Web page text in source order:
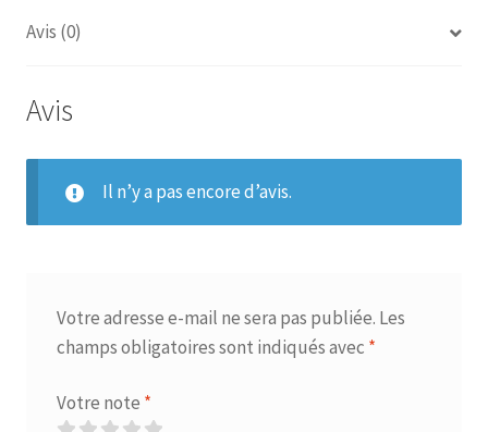
Avis (0)
Avis
Il n’y a pas encore d’avis.
Votre adresse e-mail ne sera pas publiée. Les
champs obligatoires sont indiqués avec *
Votre note *